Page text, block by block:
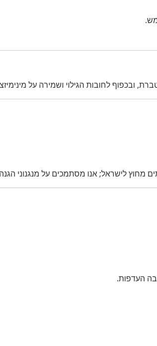
ובכפוף לחובות הגילוי ושמירה על
לישראל; אנו מסתמכים על מנגנוני
בה העדפות.